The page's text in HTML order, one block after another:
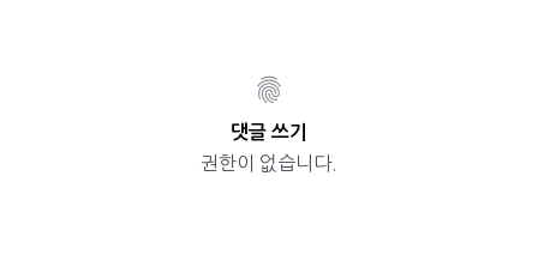
댓글 쓰기
권한이 없습니다.